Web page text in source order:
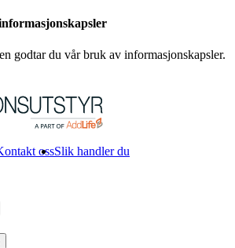
godtar du vår bruk av informasjonskapsler.
ossSlik handler du